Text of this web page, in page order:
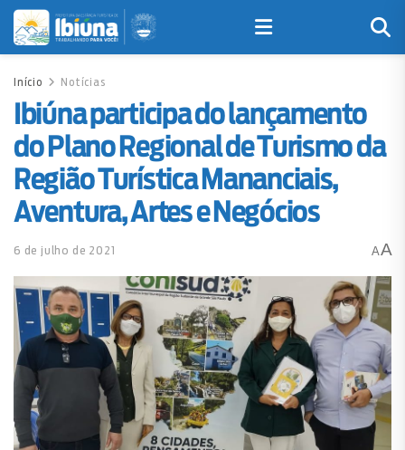
Início Notícias
Ibiúna participa do lançamento
do Plano Regional de Turismo da
Região Turística Mananciais,
Aventura, Artes e Negócios
6 de julho de 2021 AA